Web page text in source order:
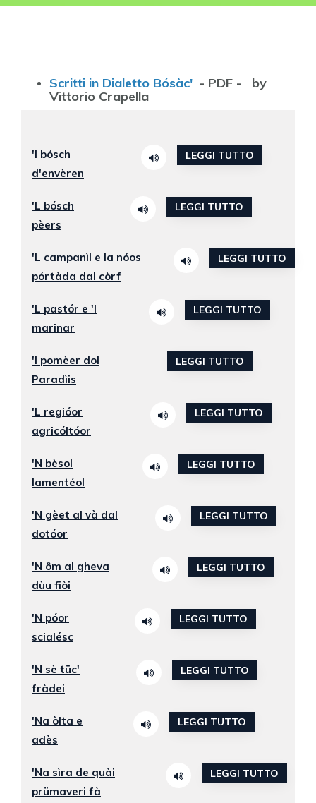
Scritti in Dialetto Bósàc' - PDF - by
Vittorio Crapella
'l bósch
d'envèren
LEGGI TUTTO
'L bósch
pèers
LEGGI TUTTO
'L campanìl e la nóos
pórtàda dal còrf
LEGGI TUTTO
'L pastór e 'l
marinar
LEGGI TUTTO
'l pomèer dol
Paradìis
LEGGI TUTTO
'L regióor
agricóltóor
LEGGI TUTTO
'N bèsol
lamentéol
LEGGI TUTTO
'N gèet al và dal
dotóor
LEGGI TUTTO
'N ôm al gheva
dùu fiòi
LEGGI TUTTO
'N póor
scialésc
LEGGI TUTTO
'N sè tüc'
fràdei
LEGGI TUTTO
'Na òlta e
adès
LEGGI TUTTO
'Na sìra de quài
prümaveri fà
LEGGI TUTTO